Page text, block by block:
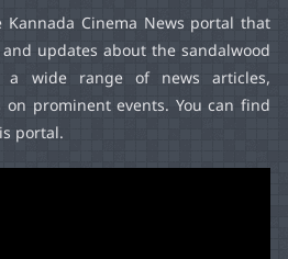
Kannada Cinema News portal that
updates about the sandalwood
wide range of news articles,
prominent events. You can find
portal.